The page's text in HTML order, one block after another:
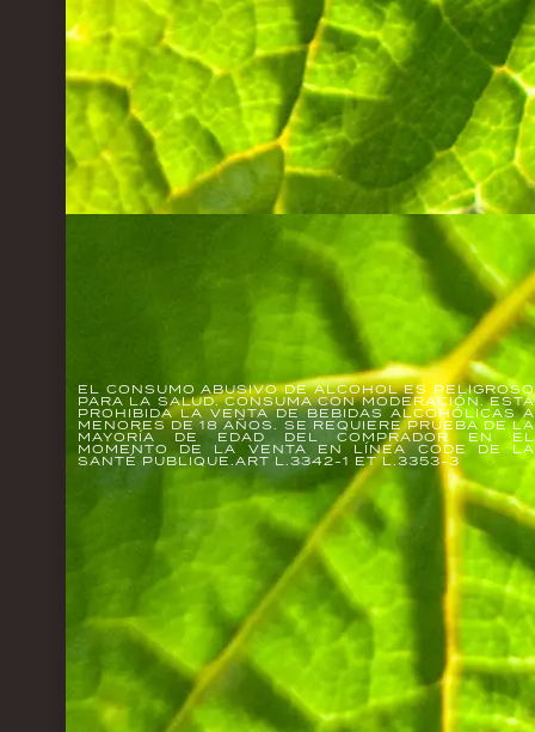
EL CONSUMO ABUSIVO DE ALCOHOL ES PELIGROSO
PARA LA SALUD. CONSUMA CON MODERACIÓN. ESTÁ
PROHIBIDA LA VENTA DE BEBIDAS ALCOHÓLICAS A
MENORES DE 18 AÑOS. SE REQUIERE PRUEBA DE LA
MAYORÍA DE EDAD DEL COMPRADOR EN EL
MOMENTO DE LA VENTA EN LÍNEA CODE DE LA
SANTÉ PUBLIQUE.ART L.3342-1 ET L.3353-3